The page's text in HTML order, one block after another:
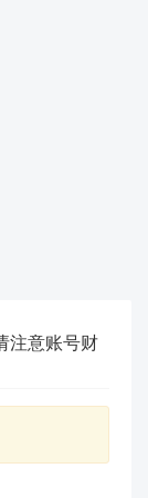
注意账号财